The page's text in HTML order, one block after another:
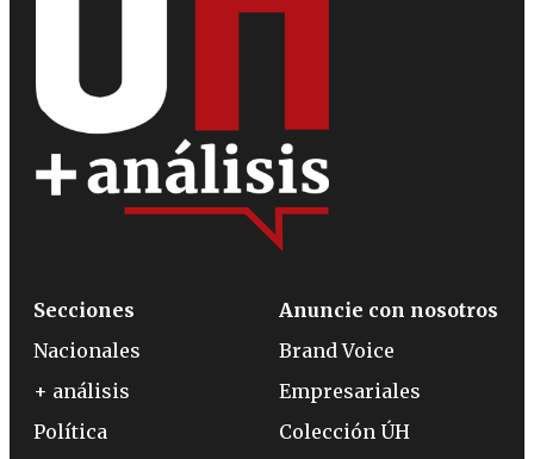
Secciones
Nacionales
+ análisis
Política
Anuncie con nosotros
Brand Voice
Empresariales
Colección ÚH